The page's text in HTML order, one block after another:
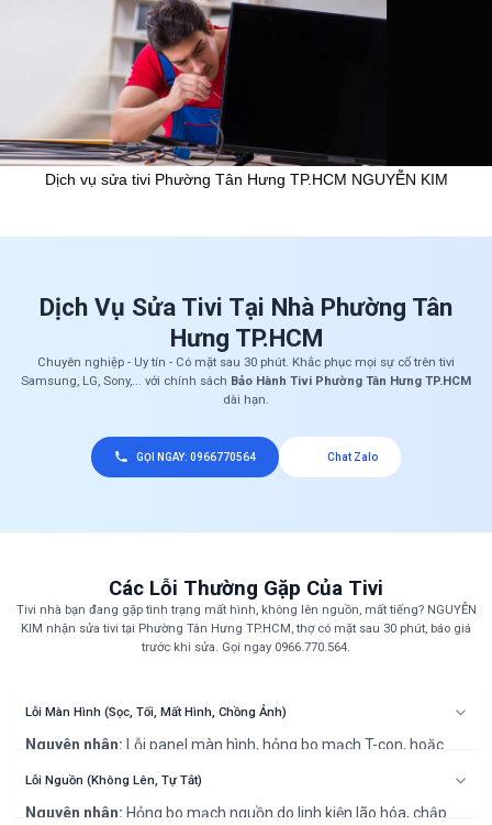
Dịch vụ sửa tivi Phường Tân Hưng TP.HCM NGUYỄN KIM
Dịch Vụ Sửa Tivi Tại Nhà Phường Tân
Hưng TP.HCM
Chuyên nghiệp - Uy tín - Có mặt sau 30 phút. Khắc phục mọi sự cố trên tivi
Samsung, LG, Sony,... với chính sách Bảo Hành Tivi Phường Tân Hưng TP.HCM
dài hạn.
GỌI NGAY: 0966770564 Chat Zalo
Các Lỗi Thường Gặp Của Tivi
Tivi nhà bạn đang gặp tình trạng mất hình, không lên nguồn, mất tiếng? NGUYỄN
KIM nhận sửa tivi tại Phường Tân Hưng TP.HCM, thợ có mặt sau 30 phút, báo giá
trước khi sửa. Gọi ngay 0966.770.564.
Lỗi Màn Hình (Sọc, Tối, Mất Hình, Chồng Ảnh)
Nguyên nhân: Lỗi panel màn hình, hỏng bo mạch T-con, hoặc
tượng sọc ngang, sọc dọc, hình ảnh bị tối hoặc hiển thị hai hình.
viên của chúng tôi sẽ chẩn đoán chính xác nguyên nhân để sửa
Lỗi Nguồn (Không Lên, Tự Tắt)
Nguyên nhân: Hỏng bo mạch nguồn do linh kiện lão hóa, chập